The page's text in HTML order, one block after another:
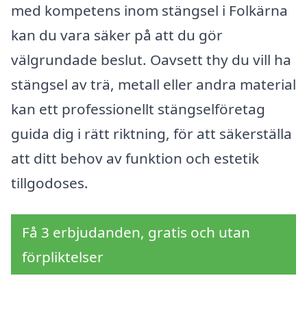
med kompetens inom stängsel i Folkärna
kan du vara säker på att du gör
välgrundade beslut. Oavsett thy du vill ha
stängsel av trä, metall eller andra material
kan ett professionellt stängselföretag
guida dig i rätt riktning, för att säkerställa
att ditt behov av funktion och estetik
tillgodoses.
Få 3 erbjudanden, gratis och utan
förpliktelser